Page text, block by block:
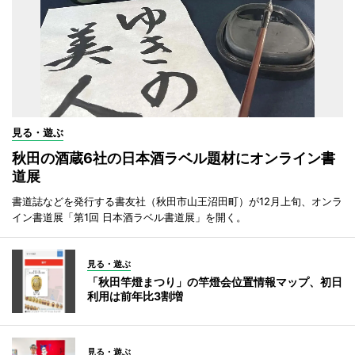
見る・遊ぶ
秋田の酒蔵6社の日本酒ラベル題材にオンライン書
道展
書道誌などを発行する書友社（秋田市山王沼田町）が12月上旬、オンラ
イン書道展「第1回 日本酒ラベル書道展」を開く。
見る・遊ぶ
「秋田竿燈まつり」の竿燈会位置情報マップ、初日
利用は前年比3割増
見る・遊ぶ